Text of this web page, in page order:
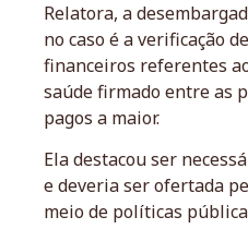
Relatora, a
no caso é a verificação
financeiros referentes
saúde firmado entre as
pagos a maior.
Ela destacou ser
e deveria ser ofertada
meio de políticas